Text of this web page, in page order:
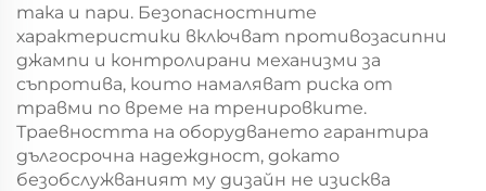
така и пари. Безопасностните
характеристики включват противозасипни
джампи и контролирани механизми за
съпротива, които намаляват риска от
травми по време на тренировките.
Траевността на оборудването гарантира
дългосрочна надеждност, докато
безобслужваният му дизайн не изисква